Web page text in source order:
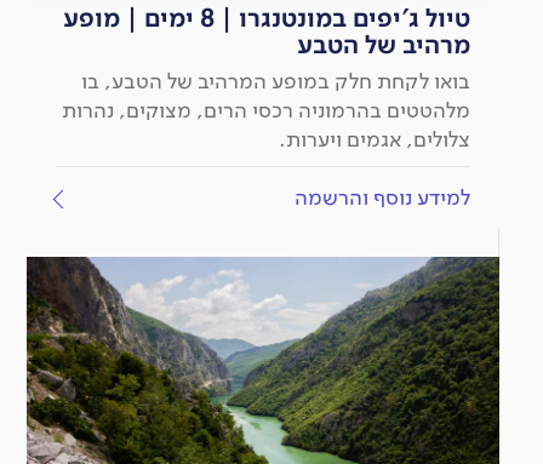
טיול ג'יפים במונטנגרו | 8 ימים | מופע
מרהיב של הטבע
בואו לקחת חלק במופע המרהיב של הטבע, בו
מלהטטים בהרמוניה רכסי הרים, מצוקים, נהרות
צלולים, אגמים ויערות.
למידע נוסף והרשמה
יציאה
מובטחת